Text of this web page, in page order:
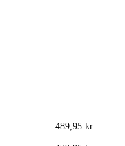
489,95 kr